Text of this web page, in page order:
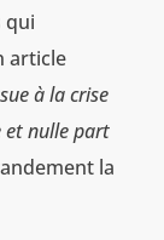
qui
article
à la crise
et nulle part
la